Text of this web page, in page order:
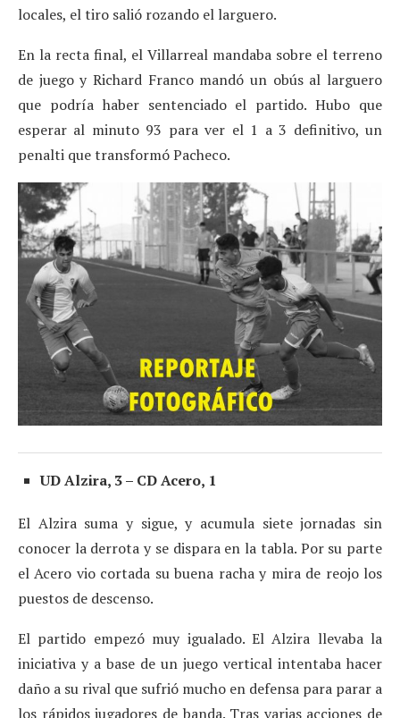
locales, el tiro salió rozando el larguero.
En la recta final, el Villarreal mandaba sobre el terreno
de juego y Richard Franco mandó un obús al larguero
que podría haber sentenciado el partido. Hubo que
esperar al minuto 93 para ver el 1 a 3 definitivo, un
penalti que transformó Pacheco.
UD Alzira, 3 – CD Acero, 1
El Alzira suma y sigue, y acumula siete jornadas sin
conocer la derrota y se dispara en la tabla. Por su parte
el Acero vio cortada su buena racha y mira de reojo los
puestos de descenso.
El partido empezó muy igualado. El Alzira llevaba la
iniciativa y a base de un juego vertical intentaba hacer
daño a su rival que sufrió mucho en defensa para parar a
los rápidos jugadores de banda. Tras varias acciones de